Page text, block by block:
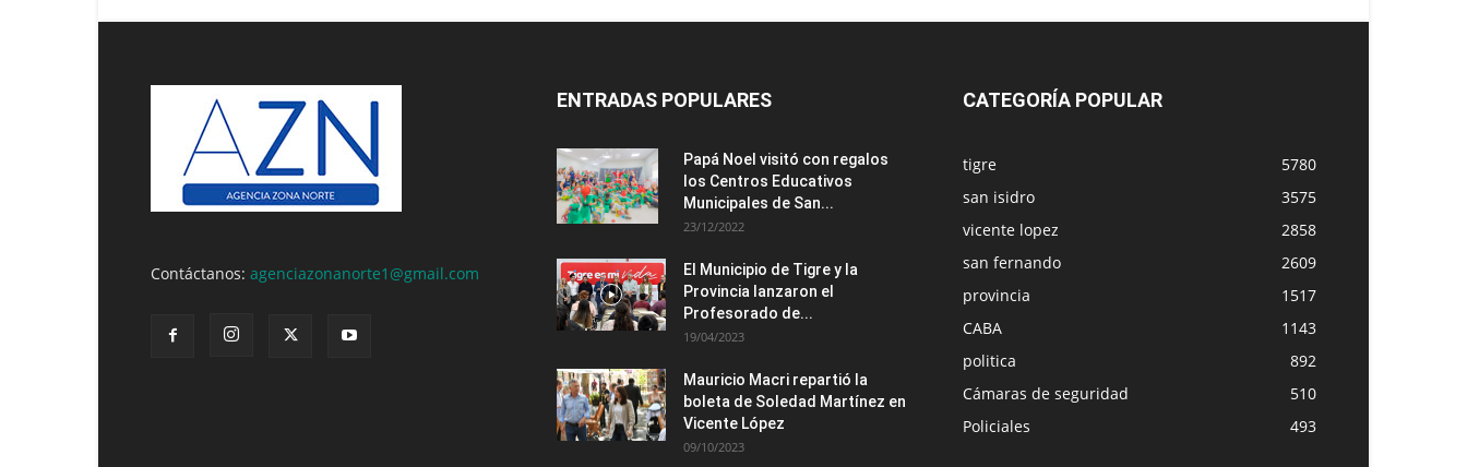
Contáctanos: agenciazonanorte1@gmail.com
ENTRADAS POPULARES
Papá Noel visitó con regalos
los Centros Educativos
Municipales de San...
23/12/2022
El Municipio de Tigre y la
Provincia lanzaron el
Profesorado de...
19/04/2023
Mauricio Macri repartió la
boleta de Soledad Martínez en
Vicente López
09/10/2023
CATEGORÍA POPULAR
tigre
5780
san isidro
3575
vicente lopez
2858
san fernando
2609
provincia
1517
CABA
1143
politica
892
Cámaras de seguridad
510
Policiales
493